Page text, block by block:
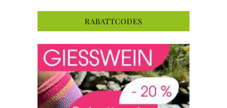
RABATTCODES